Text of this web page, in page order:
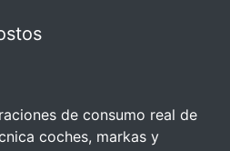
de consumo real de
coches, markas y